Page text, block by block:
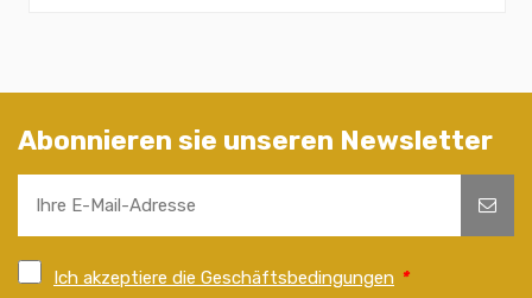
Abonnieren sie unseren Newsletter
Ich akzeptiere die Geschäftsbedingungen *